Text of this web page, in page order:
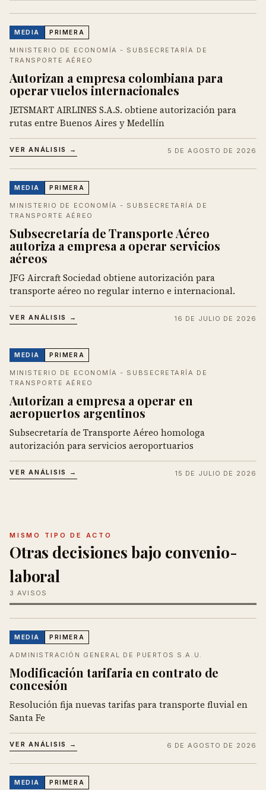
MEDIA PRIMERA
MINISTERIO DE ECONOMÍA - SUBSECRETARÍA DE
TRANSPORTE AÉREO
Autorizan a empresa colombiana para
operar vuelos internacionales
JETSMART AIRLINES S.A.S. obtiene autorización para
rutas entre Buenos Aires y Medellín
VER ANÁLISIS → 5 DE AGOSTO DE 2026
MEDIA PRIMERA
MINISTERIO DE ECONOMÍA - SUBSECRETARÍA DE
TRANSPORTE AÉREO
Subsecretaría de Transporte Aéreo
autoriza a empresa a operar servicios
aéreos
JFG Aircraft Sociedad obtiene autorización para
transporte aéreo no regular interno e internacional.
VER ANÁLISIS → 16 DE JULIO DE 2026
MEDIA PRIMERA
MINISTERIO DE ECONOMÍA - SUBSECRETARÍA DE
TRANSPORTE AÉREO
Autorizan a empresa a operar en
aeropuertos argentinos
Subsecretaría de Transporte Aéreo homologa
autorización para servicios aeroportuarios
VER ANÁLISIS → 15 DE JULIO DE 2026
MISMO TIPO DE ACTO
Otras decisiones bajo convenio-
laboral
3 AVISOS
MEDIA PRIMERA
ADMINISTRACIÓN GENERAL DE PUERTOS S.A.U.
Modificación tarifaria en contrato de
concesión
Resolución fija nuevas tarifas para transporte fluvial en
Santa Fe
VER ANÁLISIS → 6 DE AGOSTO DE 2026
MEDIA PRIMERA